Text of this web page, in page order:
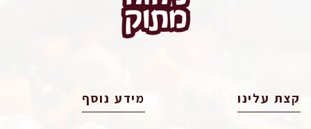
קצת עלינו מידע נוסף